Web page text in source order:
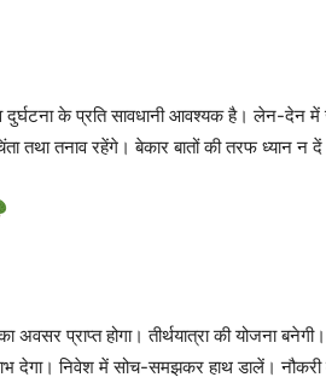
व दुर्घटना के प्रति सावधानी आवश्यक है। लेन-
तथा तनाव रहेंगे। बेकार बातों की तरफ ध्यान न
अवसर प्राप्त होगा। तीर्थयात्रा की योजना
देगा। निवेश में सोच-समझकर हाथ डालें। नौकरी